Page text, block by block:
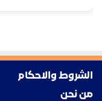
الشروط والاحكام
من نحن